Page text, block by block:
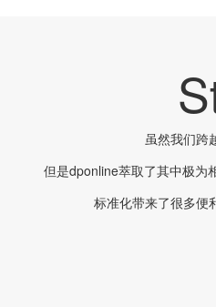
虽然我们跨
但是dponline萃取了其中极为
标准化带来了很多便